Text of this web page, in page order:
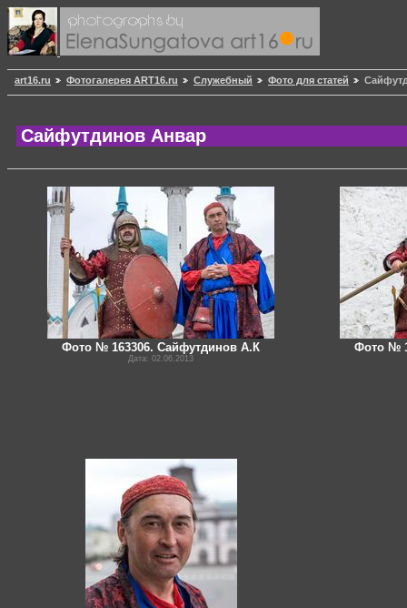
art16.ru Фотогалерея ART16.ru Служебный Фото для статей
Сайфутдинов Анвар
Фото № 163306. Сайфутдинов А.К
Дата: 02.06.2013
Фото №